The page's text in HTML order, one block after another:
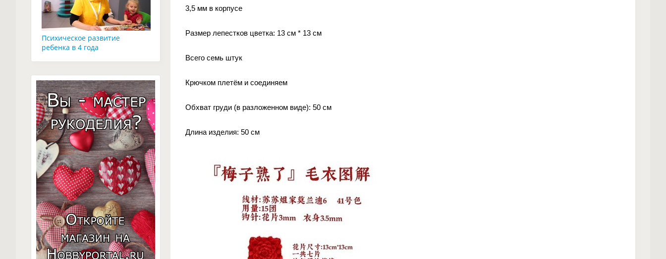
3,5 мм в корпусе
Размер лепестков цветка: 13 см * 13 см
Всего семь штук
Крючком плетём и соединяем
Обхват груди (в разложенном виде): 50 см
Длина изделия: 50 см
Психическое развитие
ребенка в 4 года